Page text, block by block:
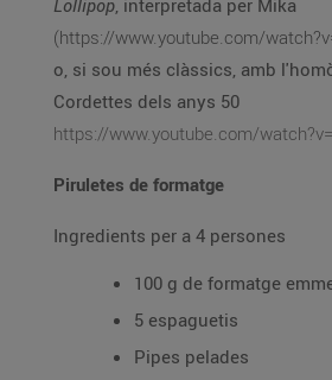
Lollipop
, interpretada per Mika
(https://www.youtube.com/
o, si sou més clàssics, amb l'homònima de The
Cordettes dels anys 50
https://www.youtube.com/
Piruletes de formatge
Ingredients per a 4 persones
100 g de formatge
5 espaguetis
Pipes pelades